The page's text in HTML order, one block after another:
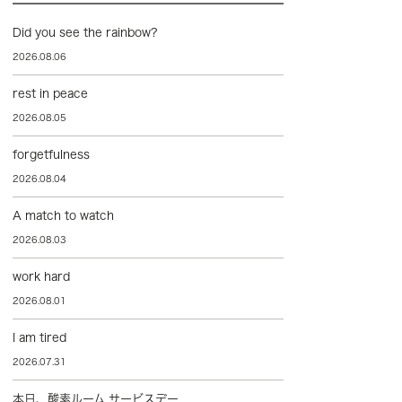
Did you see the rainbow?
2026.08.06
rest in peace
2026.08.05
forgetfulness
2026.08.04
A match to watch
2026.08.03
work hard
2026.08.01
I am tired
2026.07.31
本日、酸素ルーム サービスデー